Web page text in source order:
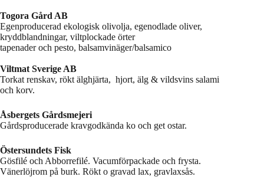
Togora Gård AB
Egenproducerad ekologisk olivolja, egenodlade oliver,
kryddblandningar, viltplockade örter
tapenader och pesto, balsamvinäger/balsamico
Viltmat Sverige AB
Torkat renskav, rökt älghjärta, hjort, älg & vildsvins salami
och korv.
Åsbergets Gårdsmejeri
Gårdsproducerade kravgodkända ko och get ostar.
Östersundets Fisk
Gösfilé och Abborrefilé. Vacumförpackade och frysta.
Vänerlöjrom på burk. Rökt o gravad lax, gravlaxsås.